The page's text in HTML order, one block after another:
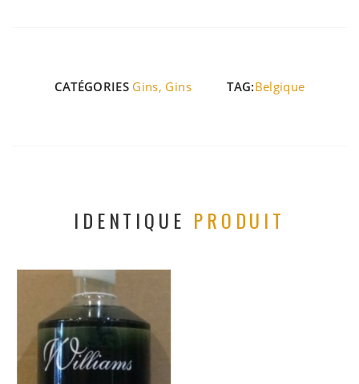
CATÉGORIES Gins, Gins TAG:Belgique
IDENTIQUE PRODUIT